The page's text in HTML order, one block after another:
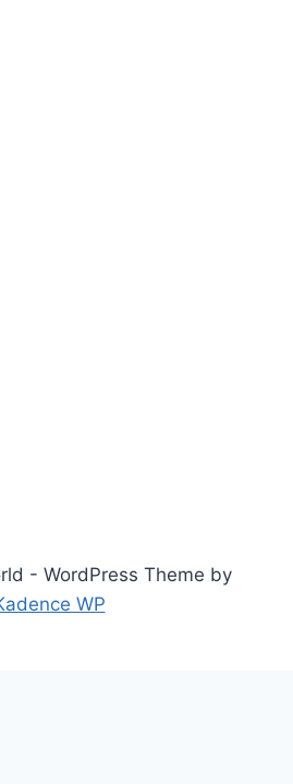
- WordPress Theme by
WP